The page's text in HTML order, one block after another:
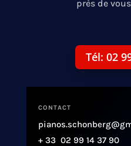
près de
Tél: 02
CONTACT
+ 33 02 99 14 37 90